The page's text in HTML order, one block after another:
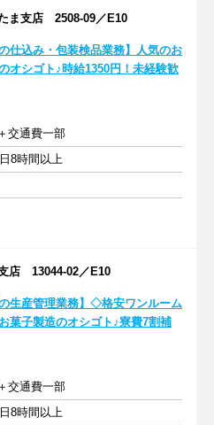
ま支店 2508-09／E10
の仕込み・包装検品業務】人気のお
オシゴト♪時給1350円！未経験歓
交通費一部
8時間以上
店 13044-02／E10
の生産管理業務】◇格安ワンルーム
菓子製造のオシゴト♪寮費7割補
交通費一部
8時間以上